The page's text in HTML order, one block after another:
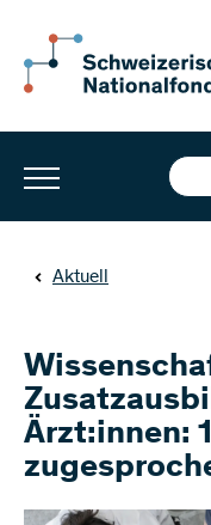
Aktuell
Ärzt:innen: